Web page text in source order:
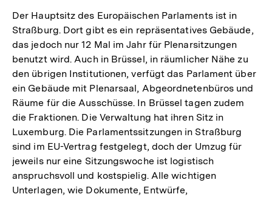
Der Hauptsitz des Europäischen Parlaments ist in
Straßburg. Dort gibt es ein repräsentatives Gebäude,
das jedoch nur 12 Mal im Jahr für Plenarsitzungen
benutzt wird. Auch in Brüssel, in räumlicher Nähe zu
den übrigen Institutionen, verfügt das Parlament über
ein Gebäude mit Plenarsaal, Abgeordnetenbüros und
Räume für die Ausschüsse. In Brüssel tagen zudem
die Fraktionen. Die Verwaltung hat ihren Sitz in
Luxemburg. Die Parlamentssitzungen in Straßburg
sind im EU-Vertrag festgelegt, doch der Umzug für
jeweils nur eine Sitzungswoche ist logistisch
anspruchsvoll und kostspielig. Alle wichtigen
Unterlagen, wie Dokumente, Entwürfe,